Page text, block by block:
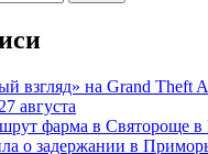
взгляд» на Grand Theft
августа
фарма в Святороще в
о задержании в